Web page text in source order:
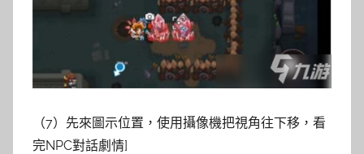
（7）先來圖示位置，使用攝像機把視角往下移，看
完NPC對話劇情]